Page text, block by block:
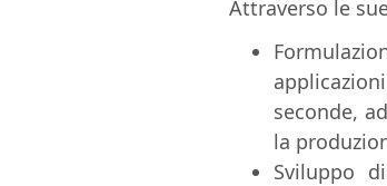
Attraverso le
F
seconde,
la
Sviluppo di